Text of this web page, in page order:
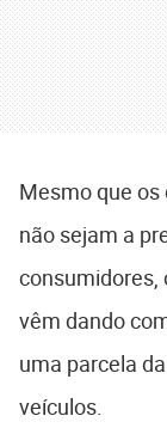
Mesmo que os
não sejam a
consumidores,
vêm dando
uma parcela
veículos.